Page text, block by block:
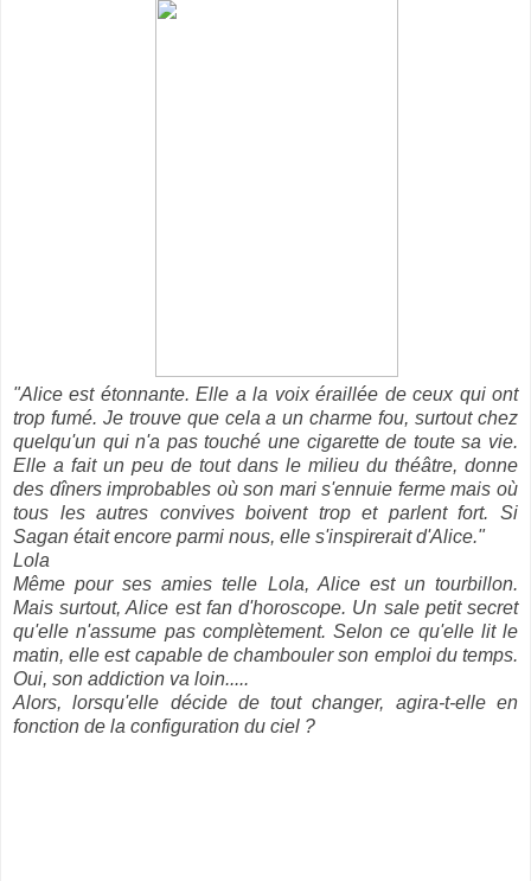
"Alice est étonnante. Elle a la voix éraillée de ceux qui ont
trop fumé. Je trouve que cela a un charme fou, surtout chez
quelqu'un qui n'a pas touché une cigarette de toute sa vie.
Elle a fait un peu de tout dans le milieu du théâtre, donne
des dîners improbables où son mari s'ennuie ferme mais où
tous les autres convives boivent trop et parlent fort. Si
Sagan était encore parmi nous, elle s'inspirerait d'Alice."
Lola
Même pour ses amies telle Lola, Alice est un tourbillon.
Mais surtout, Alice est fan d'horoscope. Un sale petit secret
qu'elle n'assume pas complètement. Selon ce qu'elle lit le
matin, elle est capable de chambouler son emploi du temps.
Oui, son addiction va loin.....
Alors, lorsqu'elle décide de tout changer, agira-t-elle en
fonction de la configuration du ciel ?